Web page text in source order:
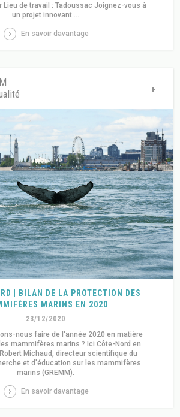
Lieu de travail : Tadoussac Joignez-vous à
un projet innovant ...
En savoir davantage
| BILAN DE LA PROTECTION DES
MARINS EN 2020
23/12/2020
nous faire de l'année 2020 en matière
mammifères marins ? Ici Côte-Nord en
Michaud, directeur scientifique du
et d'éducation sur les mammifères
marins (GREMM).
En savoir davantage